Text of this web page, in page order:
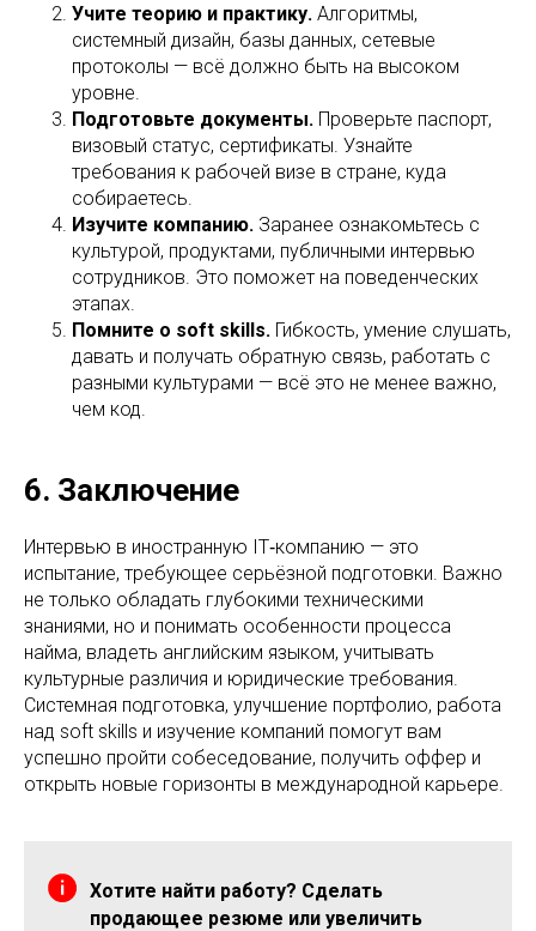
Учите теорию и практику. Алгоритмы,
системный дизайн, базы данных, сетевые
протоколы — всё должно быть на высоком
уровне.
Подготовьте документы. Проверьте паспорт,
визовый статус, сертификаты. Узнайте
требования к рабочей визе в стране, куда
собираетесь.
Изучите компанию. Заранее ознакомьтесь с
культурой, продуктами, публичными интервью
сотрудников. Это поможет на поведенческих
этапах.
Помните о soft skills. Гибкость, умение слушать,
давать и получать обратную связь, работать с
разными культурами — всё это не менее важно,
чем код.
6. Заключение
Интервью в иностранную IT‑компанию — это
испытание, требующее серьёзной подготовки. Важно
не только обладать глубокими техническими
знаниями, но и понимать особенности процесса
найма, владеть английским языком, учитывать
культурные различия и юридические требования.
Системная подготовка, улучшение портфолио, работа
над soft skills и изучение компаний помогут вам
успешно пройти собеседование, получить оффер и
открыть новые горизонты в международной карьере.
Хотите найти работу? Сделать
продающее резюме или увеличить